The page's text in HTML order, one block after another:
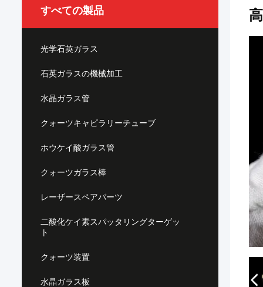
すべての製品
光学石英ガラス
石英ガラスの機械加工
水晶ガラス管
クォーツキャピラリーチューブ
ホウケイ酸ガラス管
クォーツガラス棒
レーザースペアパーツ
二酸化ケイ素スパッタリングターゲッ
ト
クォーツ装置
水晶ガラス板